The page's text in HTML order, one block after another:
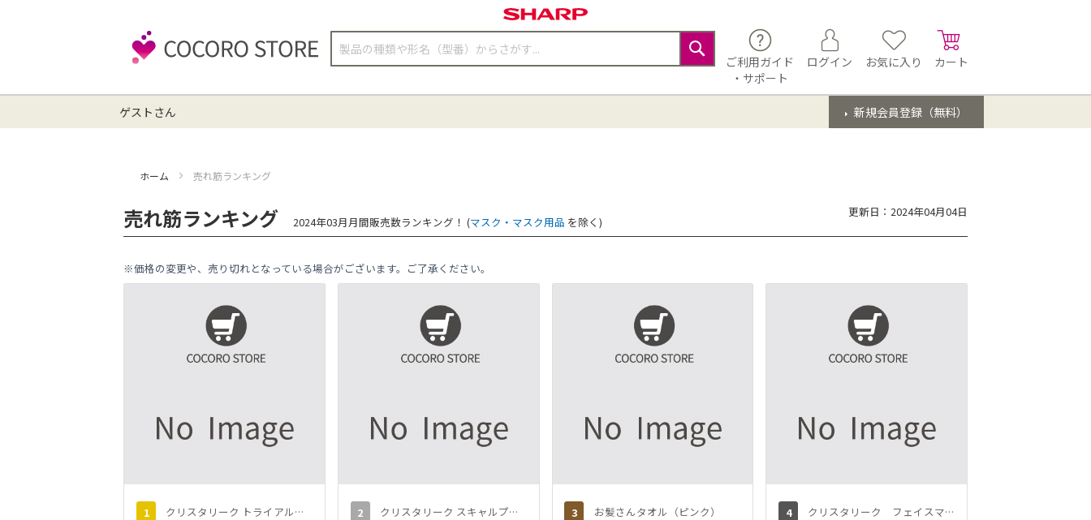
検
検
ご利用ガイド
・サポート
ログイン お気に入り カート
新規会員登録（無料）
ゲストさん
ホーム 売れ筋ランキング
売れ筋ランキング 2024年03月月間販売数ランキング！ (マスク・マスク用品 を除く)
更新日：2024年04月04日
※価格の変更や、売り切れとなっている場合がございます。ご了承ください。
クリスタリーク トライアルセット（シャンプー・トリートメント5回分） クリスタリーク スキャルプケアシャンプー＆トリートメントセット お髪さんタオル（ピンク） クリスタリーク フェイスマスク